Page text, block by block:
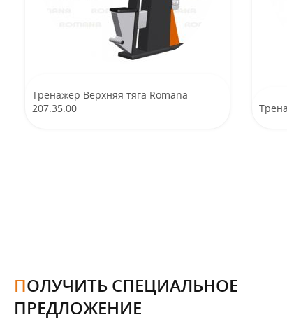
Тренажер Верхняя тяга Romana
207.35.00
ПОЛУЧИТЬ СПЕЦИАЛЬНОЕ
ПРЕДЛОЖЕНИЕ